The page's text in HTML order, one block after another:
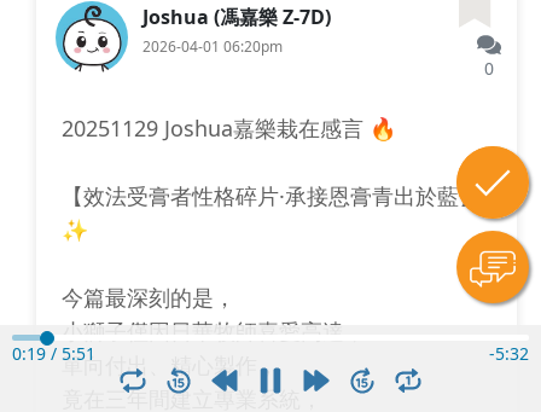
Joshua (馮嘉樂 Z-7D)
2026-04-01 06:20pm
0
20251129 Joshua嘉樂栽在感言 🔥
【效法受膏者性格碎片·承接恩膏青出於藍】
✨
今篇最深刻的是，
小獅子僅因日華牧師喜愛高達，
單向付出、精心製作，
竟在三年間建立專業系統，
0:21 / 5:51 -5:30